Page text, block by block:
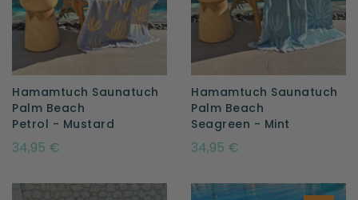
Hamamtuch Saunatuch
Palm Beach
Petrol - Mustard
34,95 €
Hamamtuch Saunatuch
Palm Beach
Seagreen - Mint
34,95 €